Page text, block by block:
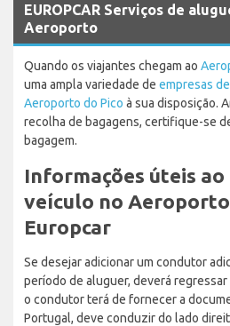
EUROPCAR Serviços de
Aeroporto
Quando os viajantes chegam ao
uma ampla variedade de empresas
Aeroporto do Pico à sua disposição.
recolha de bagagens, certifique-se
bagagem.
Informações úteis
veículo no
Europcar
Se desejar adicionar um condutor
período de aluguer, deverá
o condutor terá de fornecer a
Portugal, deve conduzir do lado